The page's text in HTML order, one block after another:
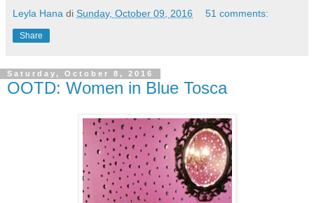
Leyla Hana di Sunday, October 09, 2016 51 comments:
Share
Saturday, October 8, 2016
OOTD: Women in Blue Tosca